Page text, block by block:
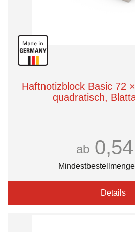
Haftnotizblock Basic 72
quadratisch,
ab
Details